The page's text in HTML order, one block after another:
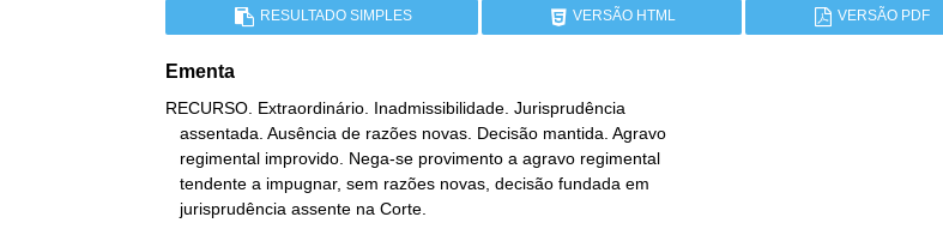
RESULTADO SIMPLES VERSÃO HTML VERSÃO PDF
Ementa
RECURSO. Extraordinário. Inadmissibilidade. Jurisprudência
   jurisprudência assente na Corte.